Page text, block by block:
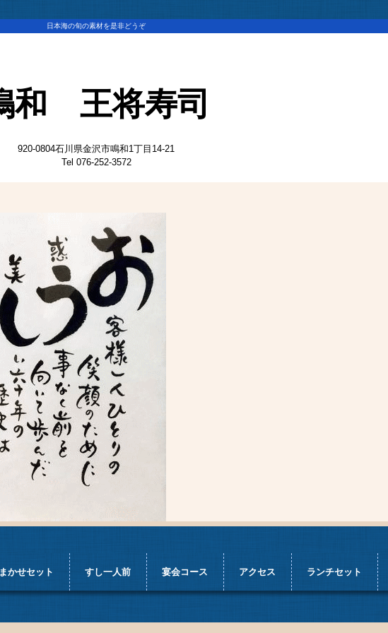
日本海の旬の素材を是非どうぞ
和 王将寿司
920-0804石川県金沢市鳴和1丁目14-21
Tel 076-252-3572
かせセット すし一人前 宴会コース アクセス ランチセット